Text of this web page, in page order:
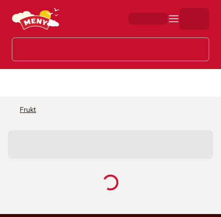
Hopp til hovedinnhold
Frukt